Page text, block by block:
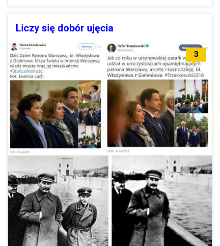
Liczy się dobór ujęcia
3